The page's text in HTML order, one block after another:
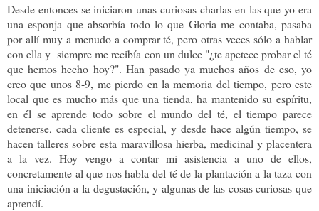
Desde entonces se iniciaron unas curiosas charlas en las que yo era
una esponja que absorbía todo lo que Gloria me contaba, pasaba
por allí muy a menudo a comprar té, pero otras veces sólo a hablar
con ella y siempre me recibía con un dulce "¿te apetece probar el té
que hemos hecho hoy?". Han pasado ya muchos años de eso, yo
creo que unos 8-9, me pierdo en la memoria del tiempo, pero este
local que es mucho más que una tienda, ha mantenido su espíritu,
en él se aprende todo sobre el mundo del té, el tiempo parece
detenerse, cada cliente es especial, y desde hace algún tiempo, se
hacen talleres sobre esta maravillosa hierba, medicinal y placentera
a la vez. Hoy vengo a contar mi asistencia a uno de ellos,
concretamente al que nos habla del té de la plantación a la taza con
una iniciación a la degustación, y algunas de las cosas curiosas que
aprendí.